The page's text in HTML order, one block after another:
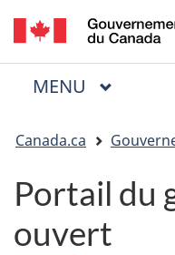
Menu
MENU PRINCIPAL
êtes
ici
Canada.ca
Portail du
ouvert